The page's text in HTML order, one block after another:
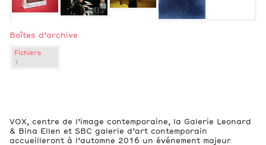
Boîtes d’archive
Fichiers
1
VOX, centre de l’image contemporaine, la Galerie Leonard
& Bina Ellen et SBC galerie d’art contemporain
accueilleront à l’automne 2016 un événement majeur